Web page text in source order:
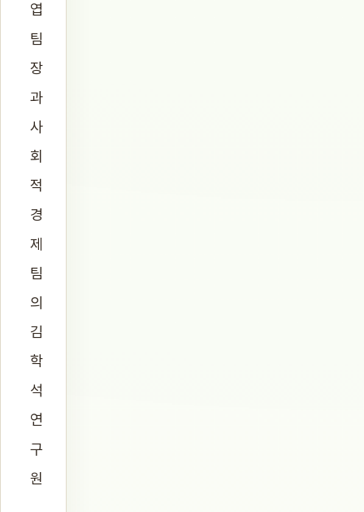
엽
팀
장
과
사
회
적
경
제
팀
의
김
학
석
연
구
원